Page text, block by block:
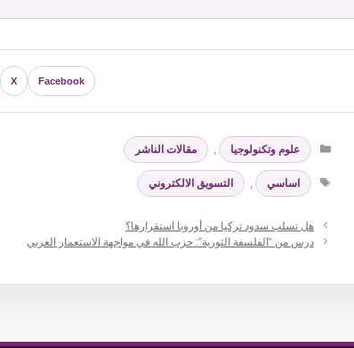
Facebook
X
التصنيفات
علوم وتكنولوجيا ,
مقالات الناشر
الوسوم
اساسي , التسويق الالكتروني
هل تسلب سدود تركيا من أوروبا استقرارها؟
درس من “الفلسفة الثورية”: حزب الله في مواجهة الاستعمار الغربي